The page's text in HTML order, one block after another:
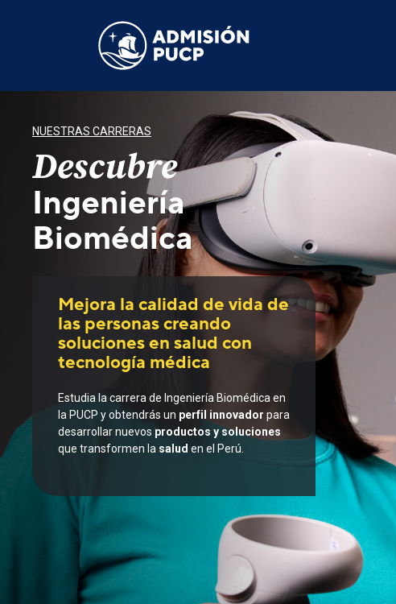
NUESTRAS CARRERAS
Descubre
Ingeniería
Biomédica
Mejora la calidad de vida de
las personas creando
soluciones en salud con
tecnología médica
Estudia la carrera de Ingeniería Biomédica en
la PUCP y obtendrás un perfil innovador para
desarrollar nuevos productos y soluciones
que transformen la salud en el Perú.